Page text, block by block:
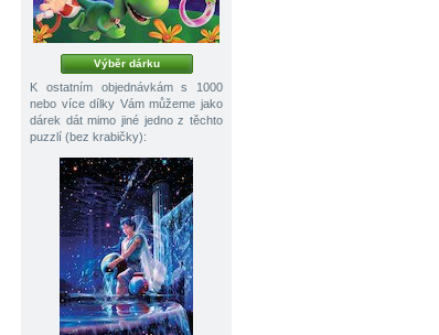
Výběr dárku
K ostatním objednávkám s 1000
nebo více dílky Vám můžeme jako
dárek dát mimo jiné jedno z těchto
puzzlí (bez krabičky):